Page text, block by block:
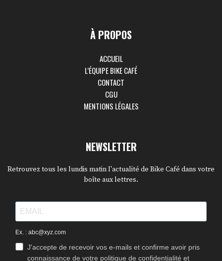
À PROPOS
ACCUEIL
L’ÉQUIPE BIKE CAFÉ
CONTACT
CGU
MENTIONS LÉGALES
NEWSLETTER
Retrouvez tous les lundis matin l'actualité de Bike Café dans votre
boîte aux lettres.
Ex. : abc@xyz.com
J'accepte de recevoir vos e-mails et confirme avoir pris
connaissance de votre politique de confidentialité et